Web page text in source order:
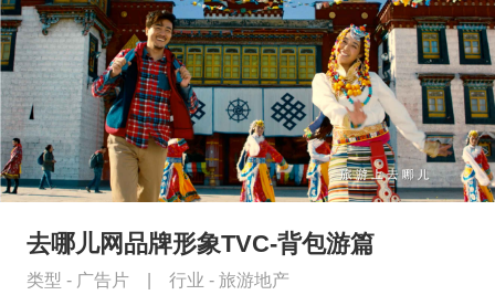
去哪儿网品牌形象TVC-背包游篇
类型 - 广告片 行业 - 旅游地产